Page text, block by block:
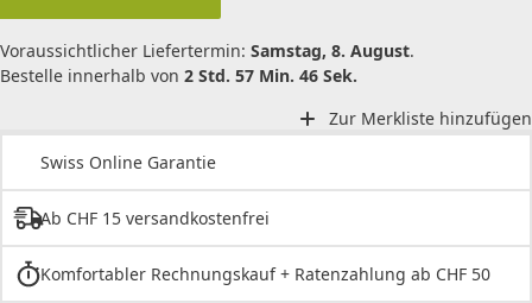
Voraussichtlicher Liefertermin: Samstag, 8. August.
Bestelle innerhalb von 2 Std. 57 Min. 46 Sek.
Zur Merkliste hinzufügen
Swiss Online Garantie
Ab CHF 15 versandkostenfrei
Komfortabler Rechnungskauf + Ratenzahlung ab CHF 50